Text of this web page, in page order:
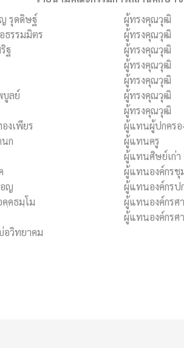
รุดดิษฐ์
ธรรมมิตร
ฐ
ลย์
งเพียร
นก
ญ
คธมฺโม
อวิทยาคม
ผู้ทรงคุณวุฒิ
ผู้ทรงคุณวุฒิ
ผู้ทรงคุณวุฒิ
ผู้ทรงคุณวุฒิ
ผู้ทรงคุณวุฒิ
ผู้ทรงคุณวุฒิ
ผู้ทรงคุณวุฒิ
ผู้แทนผู้ปกครอ
ผู้แทนครู
ผู้แทนศิษย์เก่า
ผู้แทนองค์กรชุ
ผู้แทนองค์กรป
ผู้แทนองค์กรศ
ผู้แทนองค์กรศ